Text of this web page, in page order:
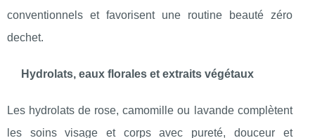
conventionnels et favorisent une routine beauté zéro
dechet.
Hydrolats, eaux florales et extraits végétaux
Les hydrolats de rose, camomille ou lavande complètent
les soins visage et corps avec pureté, douceur et